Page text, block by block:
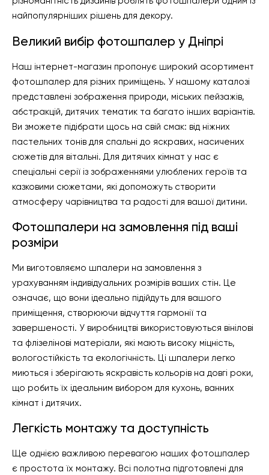
найпопулярніших рішень для декору.
Великий вибір фотошпалер у Дніпрі
Наш інтернет-магазин пропонує широкий асортимент
фотошпалер для різних приміщень. У нашому каталозі
представлені зображення природи, міських пейзажів,
абстракцій, дитячих тематик та багато інших варіантів.
Ви зможете підібрати щось на свій смак: від ніжних
пастельних тонів для спальні до яскравих, насичених
сюжетів для вітальні. Для дитячих кімнат у нас є
спеціальні серії із зображеннями улюблених героїв та
казковими сюжетами, які допоможуть створити
атмосферу чарівництва та радості для вашої дитини.
Фотошпалери на замовлення під ваші
розміри
Ми виготовляємо шпалери на замовлення з
урахуванням індивідуальних розмірів ваших стін. Це
означає, що вони ідеально підійдуть для вашого
приміщення, створюючи відчуття гармонії та
завершеності. У виробництві використовуються вінілові
та флізелінові матеріали, які мають високу міцність,
вологостійкість та екологічність. Ці шпалери легко
миються і зберігають яскравість кольорів на довгі роки,
що робить їх ідеальним вибором для кухонь, ванних
кімнат і дитячих.
Легкість монтажу та доступність
Ще однією важливою перевагою наших фотошпалер
є простота їх монтажу. Всі полотна підготовлені для